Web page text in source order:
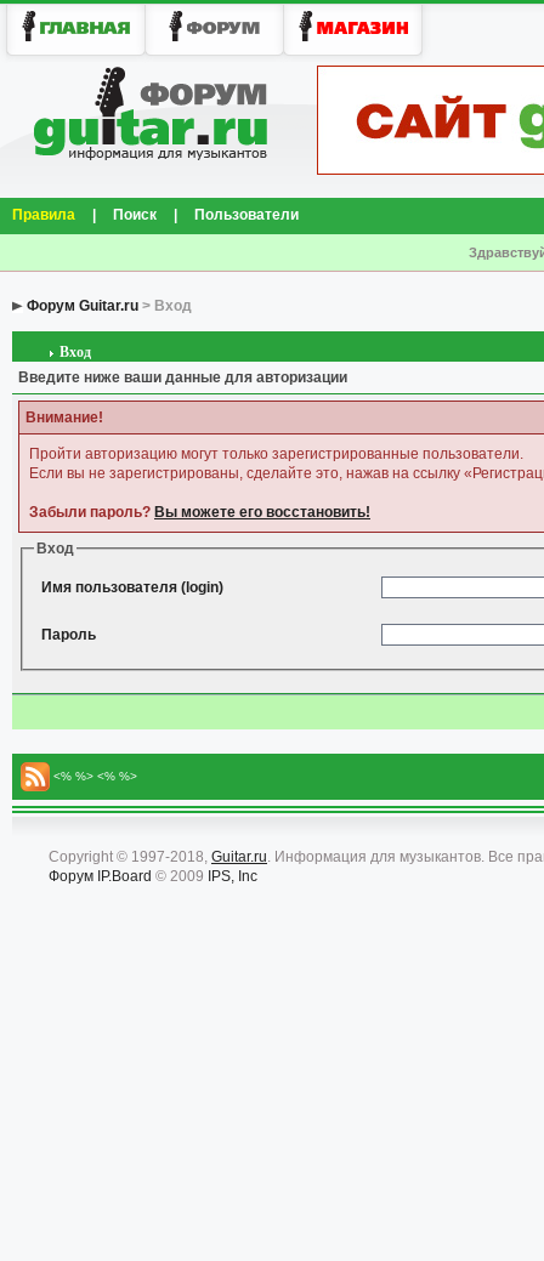
Правила Поиск Пользователи
Форум Guitar.ru > Вход
Вход
Введите ниже ваши данные для авторизации
Внимание!
Пройти авторизацию могут только зарегистрированные пользователи.
Если вы не зарегистрированы, сделайте это, нажав на ссылку
Забыли пароль? Вы можете его восстановить!
Вход
Имя пользователя (login)
Пароль
<% %> <% %>
Copyright © 1997-2018, Guitar.ru. Информация для музыкантов. Все
Форум IP.Board © 2009 IPS, Inc